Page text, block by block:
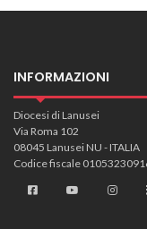
INFORMAZIONI
Diocesi di Lanusei
Via Roma 102
08045 Lanusei NU - ITALIA
Codice fiscale